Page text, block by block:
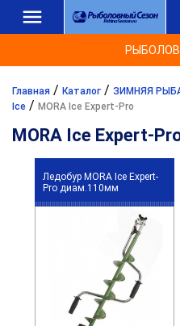
Главная / Каталог / ЗИМНЯЯ
Ice / MORA Ice Expert-Pro
MORA Ice Expert-
Ледобур MORA Ice Expert-
Pro диам.110мм